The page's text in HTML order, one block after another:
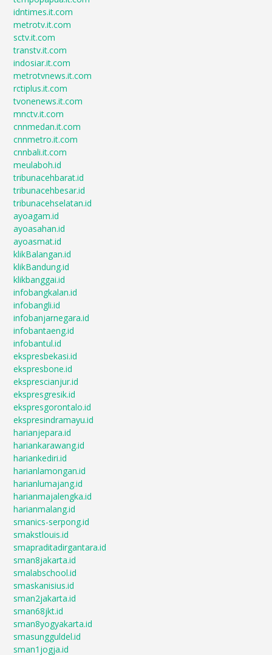
idntimes.it.com
metrotv.it.com
sctv.it.com
transtv.it.com
indosiar.it.com
metrotvnews.it.com
rctiplus.it.com
tvonenews.it.com
mnctv.it.com
cnnmedan.it.com
cnnmetro.it.com
cnnbali.it.com
meulaboh.id
tribunacehbarat.id
tribunacehbesar.id
tribunacehselatan.id
ayoagam.id
ayoasahan.id
ayoasmat.id
klikBalangan.id
klikBandung.id
klikbanggai.id
infobangkalan.id
infobangli.id
infobanjarnegara.id
infobantaeng.id
infobantul.id
ekspresbekasi.id
ekspresbone.id
eksprescianjur.id
ekspresgresik.id
ekspresgorontalo.id
ekspresindramayu.id
harianjepara.id
hariankarawang.id
hariankediri.id
harianlamongan.id
harianlumajang.id
harianmajalengka.id
harianmalang.id
smanics-serpong.id
smakstlouis.id
smapraditadirgantara.id
sman8jakarta.id
smalabschool.id
smaskanisius.id
sman2jakarta.id
sman68jkt.id
sman8yogyakarta.id
smasungguldel.id
sman1jogja.id